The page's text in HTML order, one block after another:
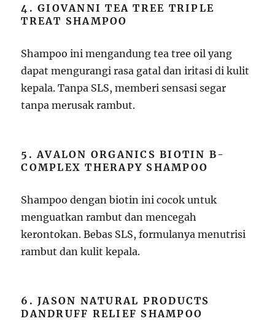
4. GIOVANNI TEA TREE TRIPLE
TREAT SHAMPOO
Shampoo ini mengandung tea tree oil yang
dapat mengurangi rasa gatal dan iritasi di kulit
kepala. Tanpa SLS, memberi sensasi segar
tanpa merusak rambut.
5. AVALON ORGANICS BIOTIN B-
COMPLEX THERAPY SHAMPOO
Shampoo dengan biotin ini cocok untuk
menguatkan rambut dan mencegah
kerontokan. Bebas SLS, formulanya menutrisi
rambut dan kulit kepala.
6. JASON NATURAL PRODUCTS
DANDRUFF RELIEF SHAMPOO